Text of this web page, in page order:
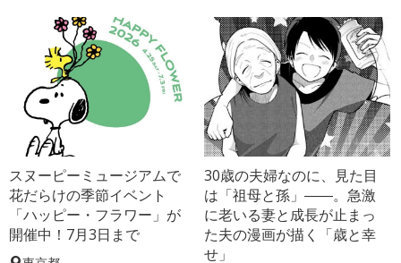
スヌーピーミュージアムで
花だらけの季節イベント
「ハッピー・フラワー」が
開催中！7月3日まで
30歳の夫婦なのに、見た目
は「祖母と孫」――。急激
に老いる妻と成長が止まっ
た夫の漫画が描く「歳と幸
せ」